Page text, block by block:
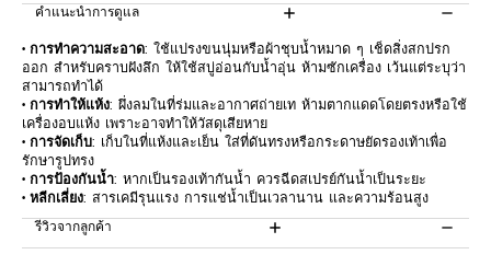
คำแนะนำการดูแล
• การทำความสะอาด: ใช้แปรงขนนุ่มหรือผ้าชุบน้ำหมาด ๆ เช็ดสิ่งสกปรก
ออก สำหรับคราบฝังลึก ให้ใช้สบู่อ่อนกับน้ำอุ่น ห้ามซักเครื่อง เว้นแต่ระบุว่า
สามารถทำได้
• การทำให้แห้ง: ผึ่งลมในที่ร่มและอากาศถ่ายเท ห้ามตากแดดโดยตรงหรือใช้
เครื่องอบแห้ง เพราะอาจทำให้วัสดุเสียหาย
• การจัดเก็บ: เก็บในที่แห้งและเย็น ใส่ที่ดันทรงหรือกระดาษยัดรองเท้าเพื่อ
รักษารูปทรง
• การป้องกันน้ำ: หากเป็นรองเท้ากันน้ำ ควรฉีดสเปรย์กันน้ำเป็นระยะ
• หลีกเลี่ยง: สารเคมีรุนแรง การแช่น้ำเป็นเวลานาน และความร้อนสูง
รีวิวจากลูกค้า